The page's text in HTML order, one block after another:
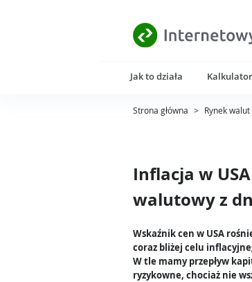
Jak to działa
Strona główna > Rynek walut
Inflacja w
walutowy z
Wskaźnik cen w USA
coraz bliżej celu
W tle mamy przepływ
ryzykowne, chociaż nie